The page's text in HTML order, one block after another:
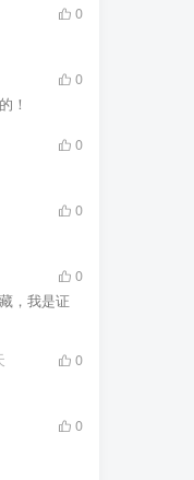
0
0
！
0
0
0
，我是证
0
0